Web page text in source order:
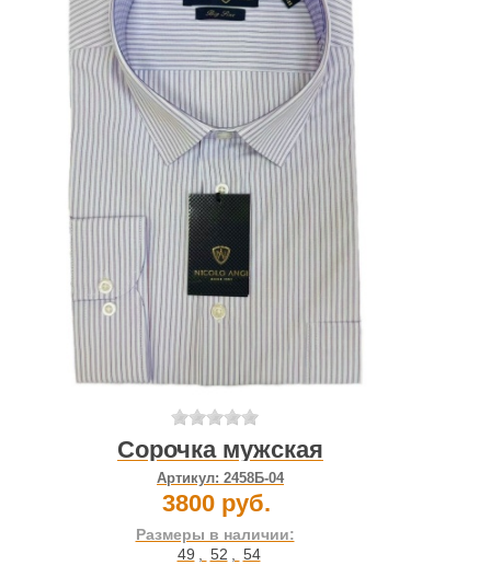
Сорочка мужская
Артикул: 2458Б-04
3800 руб.
Размеры в наличии:
49 , 52 , 54